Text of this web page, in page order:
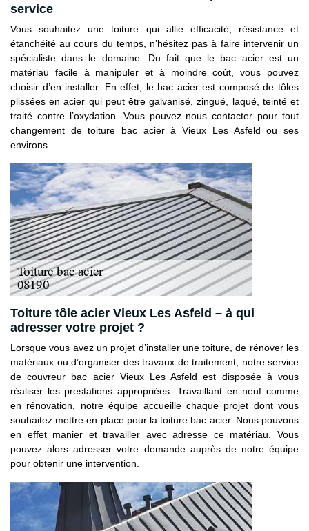
service
Vous souhaitez une toiture qui allie efficacité, résistance et
étanchéité au cours du temps, n’hésitez pas à faire intervenir un
spécialiste dans le domaine. Du fait que le bac acier est un
matériau facile à manipuler et à moindre coût, vous pouvez
choisir d’en installer. En effet, le bac acier est composé de tôles
plissées en acier qui peut être galvanisé, zingué, laqué, teinté et
traité contre l’oxydation. Vous pouvez nous contacter pour tout
changement de toiture bac acier à Vieux Les Asfeld ou ses
environs.
Toiture tôle acier Vieux Les Asfeld – à qui
adresser votre projet ?
Lorsque vous avez un projet d’installer une toiture, de rénover les
matériaux ou d’organiser des travaux de traitement, notre service
de couvreur bac acier Vieux Les Asfeld est disposée à vous
réaliser les prestations appropriées. Travaillant en neuf comme
en rénovation, notre équipe accueille chaque projet dont vous
souhaitez mettre en place pour la toiture bac acier. Nous pouvons
en effet manier et travailler avec adresse ce matériau. Vous
pouvez alors adresser votre demande auprès de notre équipe
pour obtenir une intervention.